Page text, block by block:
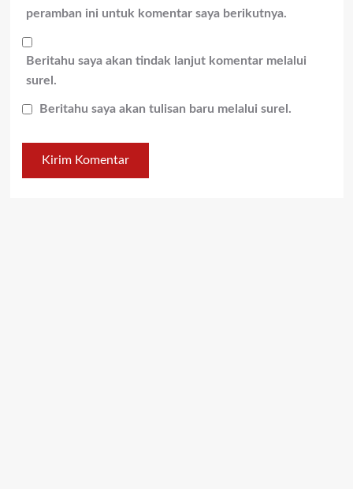
peramban ini untuk komentar saya berikutnya.
Beritahu saya akan tindak lanjut komentar melalui
surel.
Beritahu saya akan tulisan baru melalui surel.